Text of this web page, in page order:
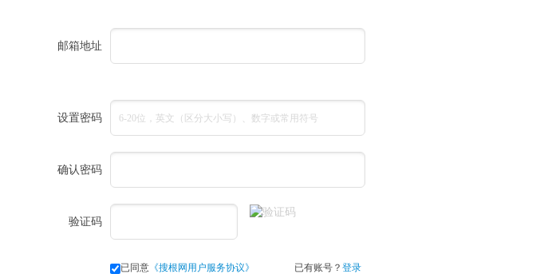
邮箱地址
设置密码 6-20位，英文（区分大小写）、数字或常用符号
确认密码
验证码
已同意《搜根网用户服务协议》 已有账号？ 登录